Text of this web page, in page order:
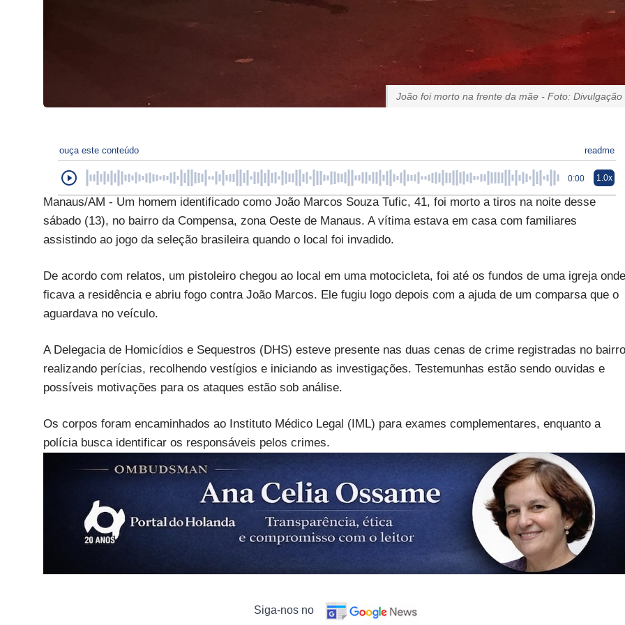
João foi morto na frente da mãe - Foto: Divulgação
ouça este conteúdo readme
0:00 1.0x
Manaus/AM - Um homem identificado como João Marcos Souza Tufic, 41, foi morto a tiros na noite desse
sábado (13), no bairro da Compensa, zona Oeste de Manaus. A vítima estava em casa com familiares
assistindo ao jogo da seleção brasileira quando o local foi invadido.
De acordo com relatos, um pistoleiro chegou ao local em uma motocicleta, foi até os fundos de uma igreja onde
ficava a residência e abriu fogo contra João Marcos. Ele fugiu logo depois com a ajuda de um comparsa que o
aguardava no veículo.
A Delegacia de Homicídios e Sequestros (DHS) esteve presente nas duas cenas de crime registradas no
realizando perícias, recolhendo vestígios e iniciando as investigações. Testemunhas estão sendo ouvidas e
possíveis motivações para os ataques estão sob análise.
Os corpos foram encaminhados ao Instituto Médico Legal (IML) para exames complementares, enquanto a
polícia busca identificar os responsáveis pelos crimes.
Siga-nos no